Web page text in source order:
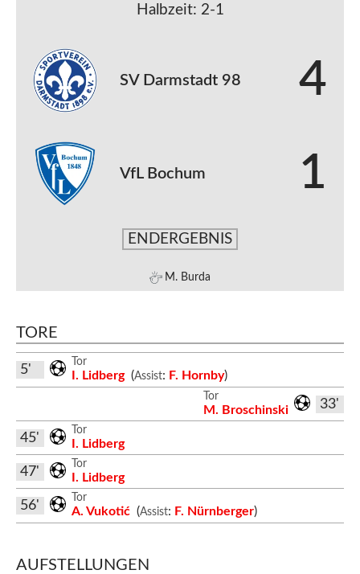
Halbzeit: 2-1
SV Darmstadt 98 4
VfL Bochum 1
ENDERGEBNIS
M. Burda
TORE
Tor
I. Lidberg (Assist: F. Hornby)
5'
33'
Tor
M. Broschinski
Tor
I. Lidberg
45'
Tor
I. Lidberg
47'
Tor
A. Vukotić (Assist: F. Nürnberger)
56'
AUFSTELLUNGEN